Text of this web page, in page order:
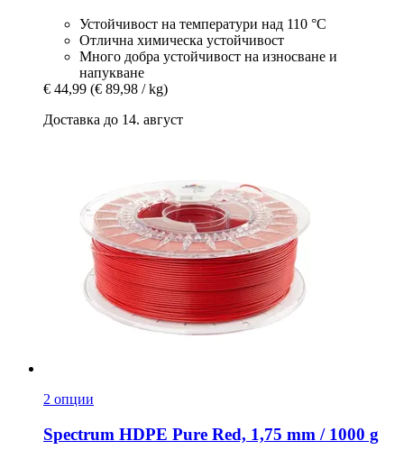
Устойчивост на температури над 110 °C
Отлична химическа устойчивост
Много добра устойчивост на износване и
напукване
€ 44,99 (€ 89,98 / kg)
Доставка до 14. август
2 опции
Spectrum HDPE Pure Red, 1,75 mm / 1000 g